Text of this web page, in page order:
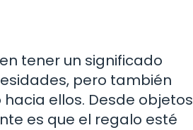
tener un significado
pero también
ellos. Desde objetos
es que el regalo esté